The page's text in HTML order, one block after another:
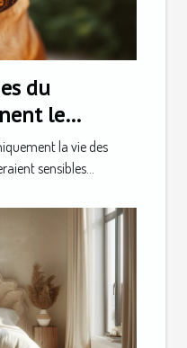
du
le
animalla vie des
sensibles...